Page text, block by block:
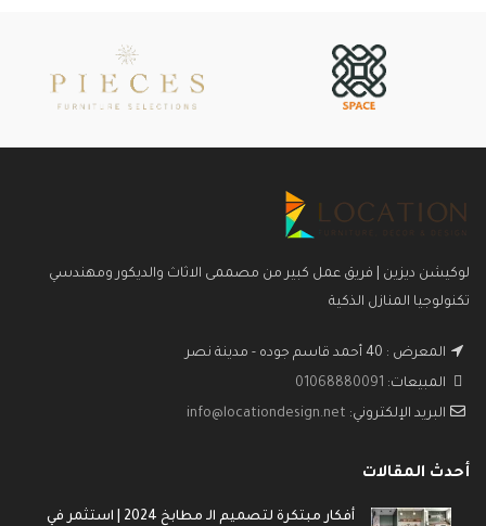
لوكيشن ديزين | فريق عمل كبير من مصممى الاثاث والديكور ومهندسي
تكنولوجيا المنازل الذكية
المعرض : 40 أحمد قاسم جوده - مدينة نصر
المبيعات: 01068880091
البريد الإلكتروني: info@locationdesign.net
أحدث المقالات
أفكار مبتكرة لتصميم الـ مطابخ 2024 | استثمر في